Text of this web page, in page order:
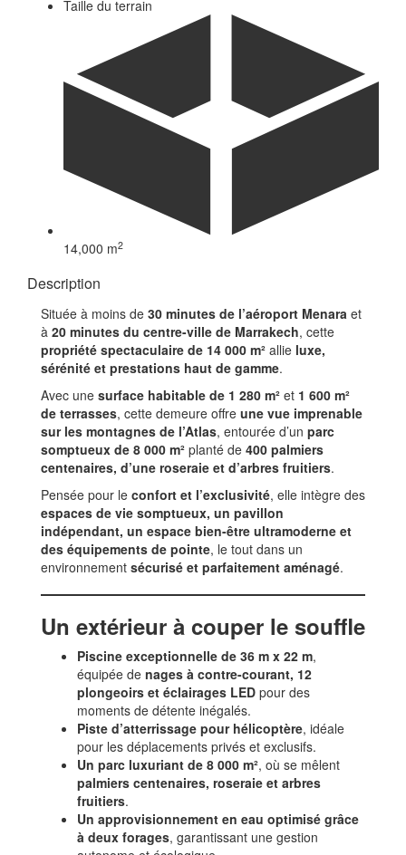
Taille du terrain
14,000 m2
Description
Située à moins de 30 minutes de l’aéroport Menara et
à 20 minutes du centre-ville de Marrakech, cette
propriété spectaculaire de 14 000 m² allie luxe,
sérénité et prestations haut de gamme.
Avec une surface habitable de 1 280 m² et 1 600 m²
de terrasses, cette demeure offre une vue imprenable
sur les montagnes de l’Atlas, entourée d’un parc
somptueux de 8 000 m² planté de 400 palmiers
centenaires, d’une roseraie et d’arbres fruitiers.
Pensée pour le confort et l’exclusivité, elle intègre des
espaces de vie somptueux, un pavillon
indépendant, un espace bien-être ultramoderne et
des équipements de pointe, le tout dans un
environnement sécurisé et parfaitement aménagé.
Un extérieur à couper le souffle
Piscine exceptionnelle de 36 m x 22 m,
équipée de nages à contre-courant, 12
plongeoirs et éclairages LED pour des
moments de détente inégalés.
Piste d’atterrissage pour hélicoptère, idéale
pour les déplacements privés et exclusifs.
Un parc luxuriant de 8 000 m², où se mêlent
palmiers centenaires, roseraie et arbres
fruitiers.
Un approvisionnement en eau optimisé grâce
à deux forages, garantissant une gestion